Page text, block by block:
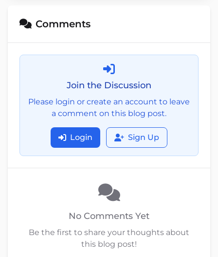
Comments
Join the Discussion
Please login or create an account to leave
a comment on this blog post.
Login Sign Up
No Comments Yet
Be the first to share your thoughts about
this blog post!